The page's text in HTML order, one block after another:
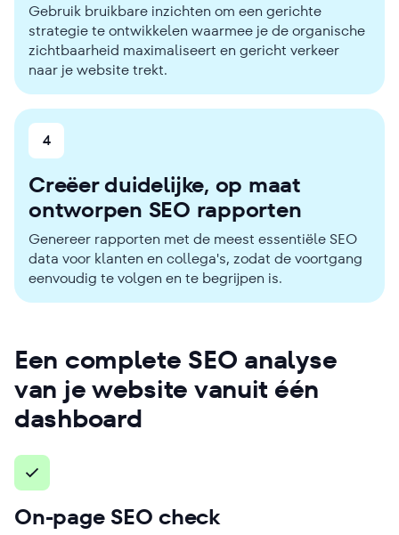
Gebruik bruikbare inzichten om een ​​gerichte
strategie te ontwikkelen waarmee je de organische
zichtbaarheid maximaliseert en gericht verkeer
naar je website trekt.
4
Creëer duidelijke, op maat
ontworpen SEO rapporten
Genereer rapporten met de meest essentiële SEO
data voor klanten en collega's, zodat de voortgang
eenvoudig te volgen en te begrijpen is.
Een complete SEO analyse
van je website vanuit één
dashboard
On-page SEO check